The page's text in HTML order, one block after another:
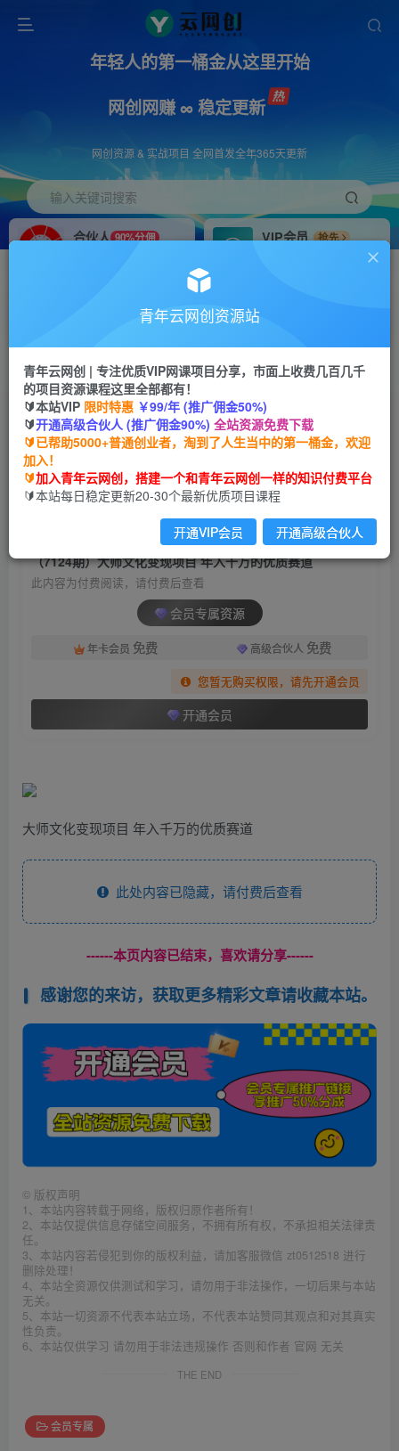
年轻人的第一桶金从这里开始
网创网赚 ∞ 稳定更新
网创资源 & 实战项目 全网首发全年365天更新
输入关键词搜索
合伙人 90%分佣
VIP会员
抢先
搭建同款网站，自己当老板
首页 创业课程 会员专属 正文
（7124期）大师文化变现项目 年入千万的优质赛
道
青年云网创
2年前发布
关注 私信
（7124期）大师文化变现项目 年入千万的优质赛道
此内容为付费阅读，请付费后查看
会员专属资源
年卡会员 免费 高级合伙人 免费
您暂无购买权限，请先开通会员
开通会员
大师文化变现项目 年入千万的优质赛道
此处内容已隐藏，请付费后查看
------本页内容已结束，喜欢请分享------
感谢您的来访，获取更多精彩文章请收藏本站。
© 版权声明
1、本站内容转载于网络，版权归原作者所有！
2、本站仅提供信息存储空间服务，不拥有所有权，不承担相关法律责
任。
3、本站内容若侵犯到你的版权利益，请加客服微信 zt0512518 进行
删除处理！
4、本站全资源仅供测试和学习，请勿用于非法操作，一切后果与本站
无关。
5、本站一切资源不代表本站立场，不代表本站赞同其观点和对其真实
性负责。
6、本站仅供学习 请勿用于非法违规操作 否则和作者 官网 无关
THE END
会员专属
青年云网创资源站
青年云网创 | 专注优质VIP网课项目分享，市面上收费几百几千
的项目资源课程这里全部都有！
🔰本站VIP 限时特惠 ￥99/年 (推广佣金50%)
🔰开通高级合伙人 (推广佣金90%) 全站资源免费下载
🔰已帮助5000+普通创业者，淘到了人生当中的第一桶金，欢迎
加入！
🔰加入青年云网创，搭建一个和青年云网创一样的知识付费平台
🔰本站每日稳定更新20-30个最新优质项目课程
开通VIP会员 开通高级合伙人